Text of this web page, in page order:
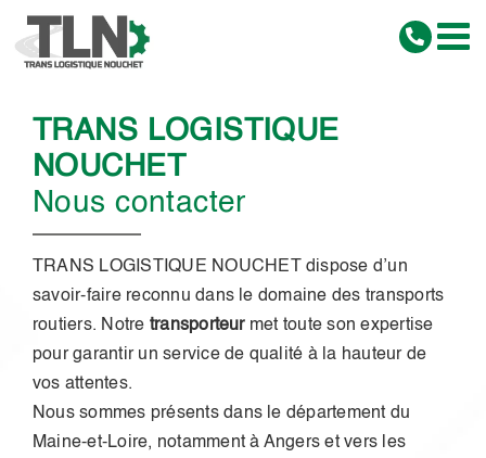
Passer
au
contenu
TRANS LOGISTIQUE
NOUCHET
Nous contacter
TRANS LOGISTIQUE NOUCHET dispose d’un
savoir-faire reconnu dans le domaine des transports
routiers. Notre transporteur met toute son expertise
pour garantir un service de qualité à la hauteur de
vos attentes.
Nous sommes présents dans le département du
Maine-et-Loire, notamment à Angers et vers les